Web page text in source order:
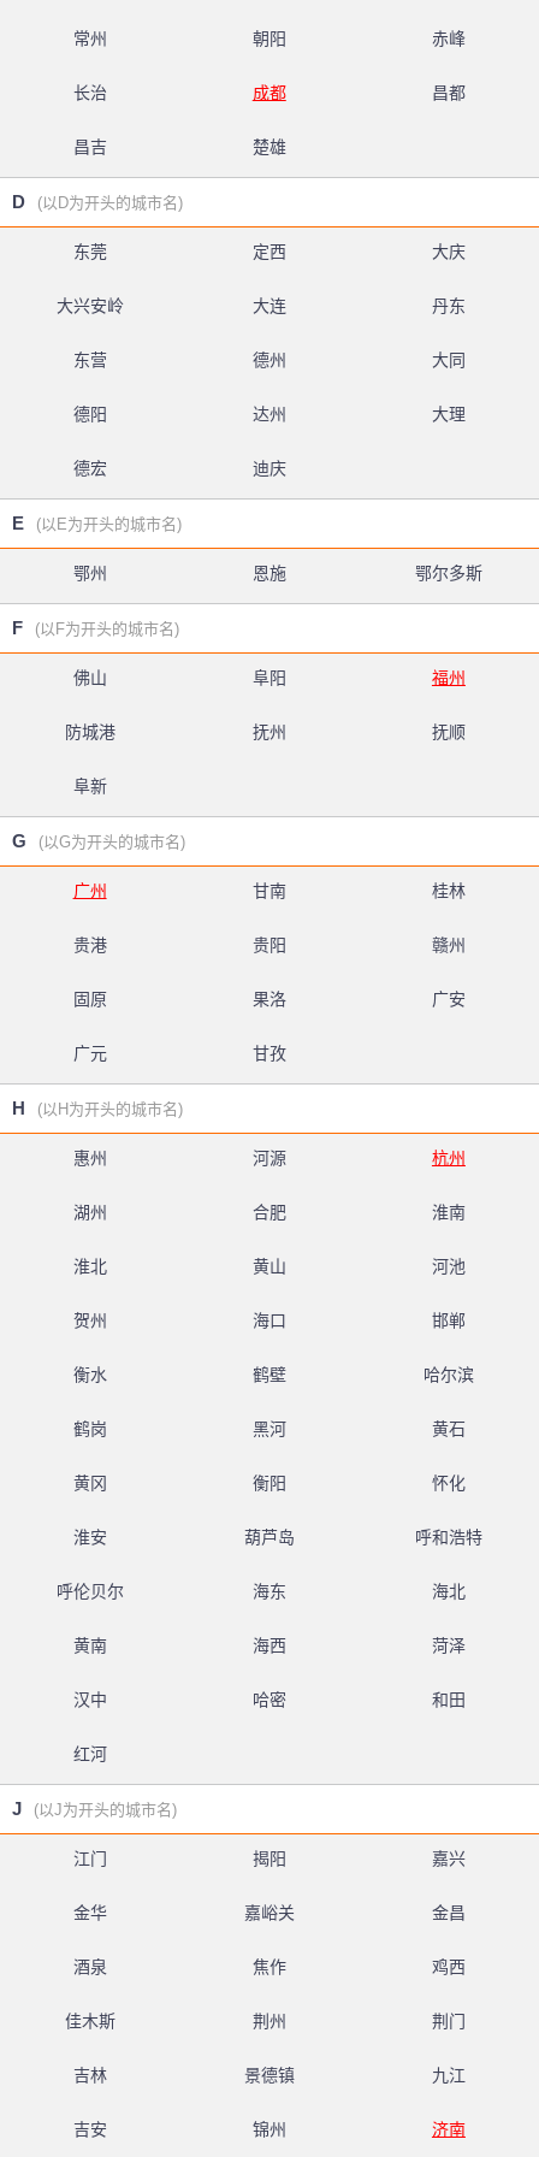
常州 朝阳 赤峰
长治 成都 昌都
昌吉 楚雄
D (以D为开头的城市名)
东莞 定西 大庆
大兴安岭 大连 丹东
东营 德州 大同
德阳 达州 大理
德宏 迪庆
E (以E为开头的城市名)
鄂州 恩施 鄂尔多斯
F (以F为开头的城市名)
佛山 阜阳 福州
防城港 抚州 抚顺
阜新
G (以G为开头的城市名)
广州 甘南 桂林
贵港 贵阳 赣州
固原 果洛 广安
广元 甘孜
H (以H为开头的城市名)
惠州 河源 杭州
湖州 合肥 淮南
淮北 黄山 河池
贺州 海口 邯郸
衡水 鹤壁 哈尔滨
鹤岗 黑河 黄石
黄冈 衡阳 怀化
淮安 葫芦岛 呼和浩特
呼伦贝尔 海东 海北
黄南 海西 菏泽
汉中 哈密 和田
红河
J (以J为开头的城市名)
江门 揭阳 嘉兴
金华 嘉峪关 金昌
酒泉 焦作 鸡西
佳木斯 荆州 荆门
吉林 景德镇 九江
吉安 锦州 济南